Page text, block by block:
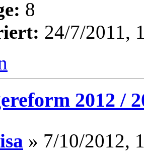
8
24/7/2011,
2012 /
» 7/10/2012,